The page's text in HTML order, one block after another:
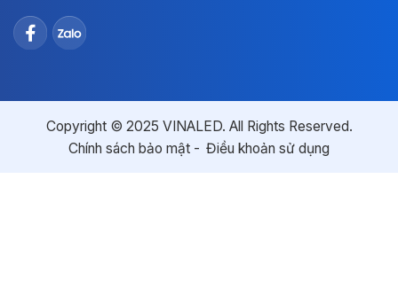
Copyright © 2025 VINALED. All Rights Reserved.
Chính sách bảo mật
Điều khoản sử dụng